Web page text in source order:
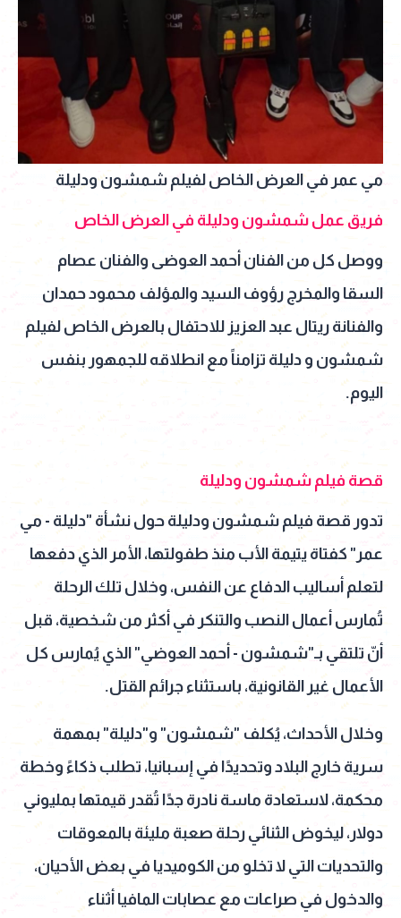
مي عمر في العرض الخاص لفيلم شمشون ودليلة
فريق عمل شمشون ودليلة في العرض الخاص
ووصل كل من الفنان أحمد العوضى والفنان عصام
السقا والمخرج رؤوف السيد والمؤلف محمود حمدان
والفنانة ريتال عبد العزيز للاحتفال بالعرض الخاص لفيلم
شمشون و دليلة تزامناً مع انطلاقه للجمهور بنفس
اليوم.
‎تدور قصة فيلم شمشون ودليلة حول نشأة "دليلة - مي
عمر" كفتاة يتيمة الأب منذ طفولتها، الأمر الذي دفعها
لتعلم أساليب الدفاع عن النفس، وخلال تلك الرحلة
تُمارس أعمال النصب والتنكر في أكثر من شخصية، قبل
أنّ تلتقي بـ"شمشون - أحمد العوضي" الذي يُمارس كل
الأعمال غير القانونية، باستثناء جرائم القتل.
‎وخلال الأحداث، يُكلف "شمشون" و"دليلة" بمهمة
سرية خارج البلاد وتحديدًا في إسبانيا، تطلب ذكاءً وخطة
محكمة، لاستعادة ماسة نادرة جدًا تُقدر قيمتها بمليوني
دولار، ليخوض الثنائي رحلة صعبة مليئة بالمعوقات
والتحديات التي لا تخلو من الكوميديا في بعض الأحيان،
والدخول في صراعات مع عصابات المافيا أثناء